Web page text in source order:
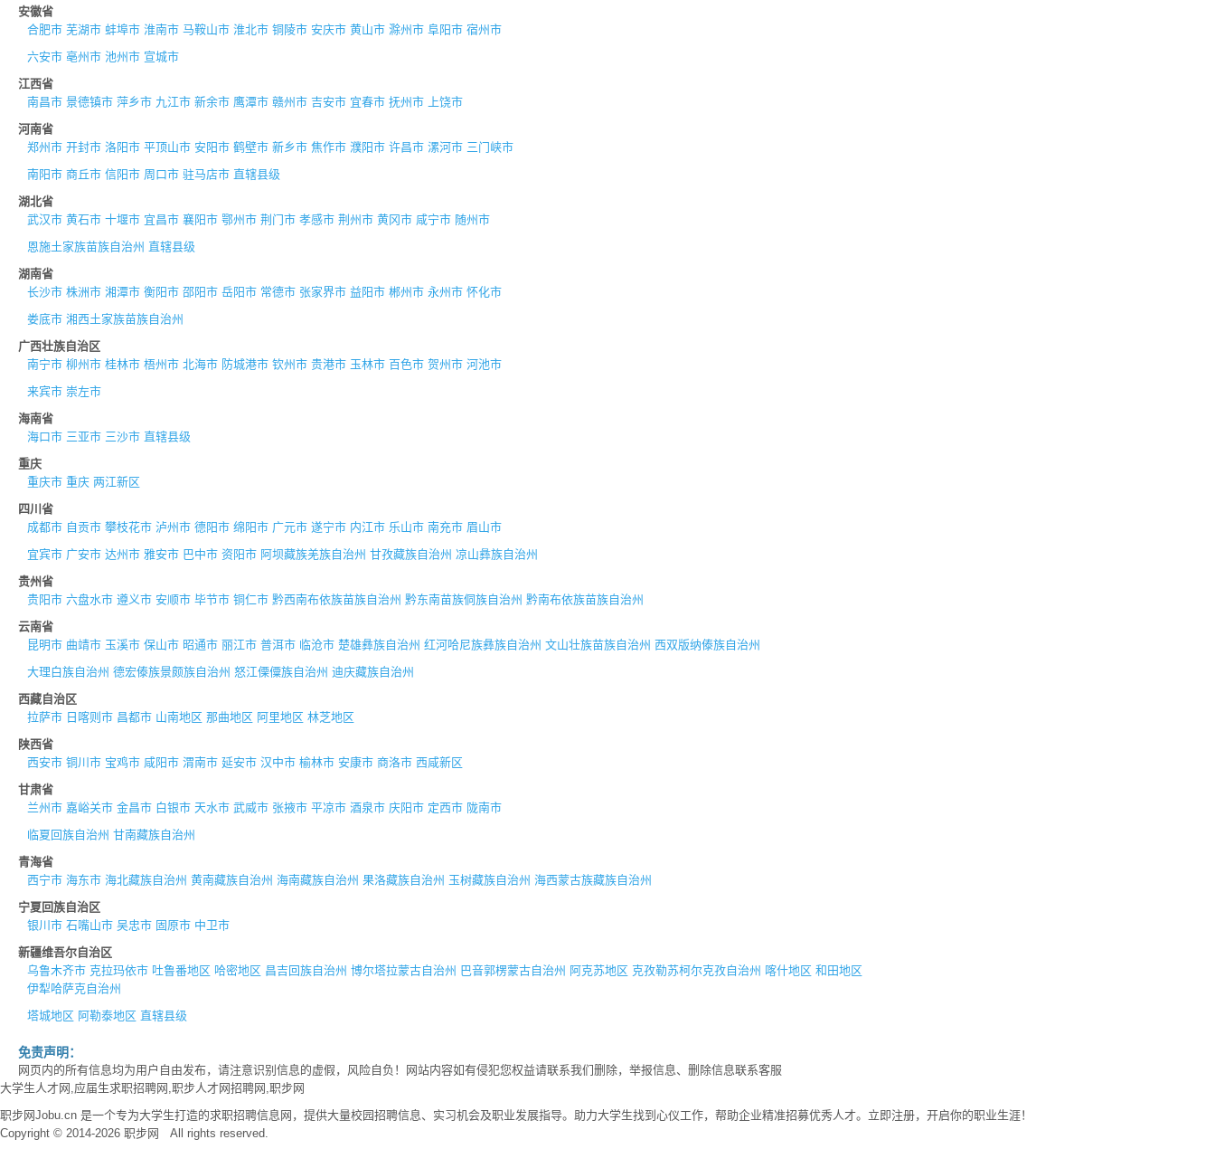
安徽省
合肥市 芜湖市 蚌埠市 淮南市 马鞍山市 淮北市 铜陵市 安庆市 黄山市 滁州市 阜阳市 宿州市
六安市 亳州市 池州市 宣城市
江西省
南昌市 景德镇市 萍乡市 九江市 新余市 鹰潭市 赣州市 吉安市 宜春市 抚州市
上饶市
河南省
郑州市 开封市 洛阳市 平顶山市 安阳市 鹤壁市 新乡市 焦作市 濮阳市 许昌市 漯河市 三门峡市
南阳市 商丘市 信阳市 周口市 驻马店市 直辖县级
湖北省
武汉市 黄石市 十堰市 宜昌市 襄阳市 鄂州市 荆门市 孝感市 荆州市 黄冈市 咸宁市 随州市
恩施土家族苗族自治州 直辖县级
湖南省
长沙市 株洲市 湘潭市 衡阳市 邵阳市 岳阳市 常德市 张家界市 益阳市 郴州市 永州市 怀化市
娄底市 湘西土家族苗族自治州
广西壮族自治区
南宁市 柳州市 桂林市 梧州市 北海市 防城港市 钦州市 贵港市 玉林市 百色市 贺州市 河池市
来宾市 崇左市
海南省
海口市 三亚市 三沙市 直辖县级
重庆
重庆市 重庆 两江新区
四川省
成都市 自贡市 攀枝花市 泸州市 德阳市 绵阳市 广元市 遂宁市 内江市 乐山市 南充市 眉山市
宜宾市 广安市 达州市 雅安市 巴中市 资阳市 阿坝藏族羌族自治州 甘孜藏族自治州 凉山彝族自治州
贵州省
贵阳市 六盘水市 遵义市 安顺市 毕节市 铜仁市 黔西南布依族苗族自治州 黔东南苗族侗族自治州 黔南布依族苗族自治州
云南省
昆明市 曲靖市 玉溪市 保山市 昭通市 丽江市 普洱市 临沧市 楚雄彝族自治州 红河哈尼族彝族自治州 文山壮族苗族自治州 西双版纳傣族自治州
大理白族自治州 德宏傣族景颇族自治州 怒江傈僳族自治州 迪庆藏族自治州
西藏自治区
拉萨市 日喀则市 昌都市 山南地区 那曲地区 阿里地区 林芝地区
陕西省
西安市 铜川市 宝鸡市 咸阳市 渭南市 延安市 汉中市 榆林市 安康市 商洛市 西咸新区
甘肃省
兰州市 嘉峪关市 金昌市 白银市 天水市 武威市 张掖市 平凉市 酒泉市 庆阳市 定西市 陇南市
临夏回族自治州 甘南藏族自治州
青海省
西宁市 海东市 海北藏族自治州 黄南藏族自治州 海南藏族自治州 果洛藏族自治州 玉树藏族自治州 海西蒙古族藏族自治州
宁夏回族自治区
银川市 石嘴山市 吴忠市 固原市 中卫市
新疆维吾尔自治区
乌鲁木齐市 克拉玛依市 吐鲁番地区 哈密地区 昌吉回族自治州 博尔塔拉蒙古自治州 巴音郭楞蒙古自治州 阿克苏地区 克孜勒苏柯尔克孜自治州 喀什地区 和田地区
伊犁哈萨克自治州
塔城地区 阿勒泰地区 直辖县级
免责声明：
网页内的所有信息均为用户自由发布，请注意识别信息的虚假，风险自负！网站内容如有侵犯您权益请联系我们删除，举报信息、删除信息联系客服
大学生人才网,应届生求职招聘网,职步人才网招聘网,职步网
职步网Jobu.cn 是一个专为大学生打造的求职招聘信息网，提供大量校园招聘信息、实习机会及职业发展指导。助力大学生找到心仪工作，帮助企业精准招募优秀人才。立即注册，开启你的职业生涯！
Copyright © 2014-2026 职步网 All rights reserved.